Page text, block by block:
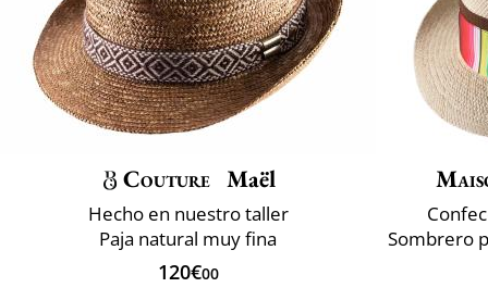
Couture Maël
Hecho en nuestro taller
Paja natural muy fina
120€00